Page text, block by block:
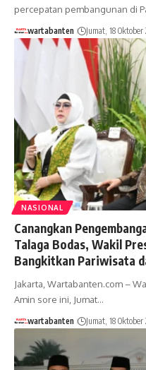
percepatan pembangunan di
wartabanten Jumat, 18 Oktober
NASIONAL
Canangkan
Talaga Bodas, Wakil
Bangkitkan Pariwisata
Jakarta, Wartabanten.com –
Amin sore ini, Jumat…
wartabanten Jumat, 18 Oktober